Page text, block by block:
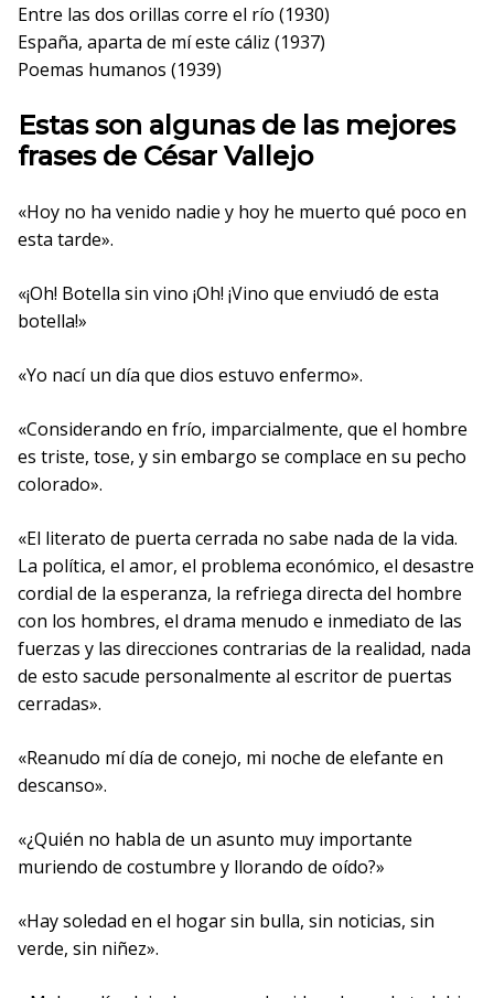
Entre las dos orillas corre el río (1930)
España, aparta de mí este cáliz (1937)
Poemas humanos (1939)
Estas son algunas de las mejores
frases de César Vallejo
«Hoy no ha venido nadie y hoy he muerto qué poco en
esta tarde».
«¡Oh! Botella sin vino ¡Oh! ¡Vino que enviudó de esta
botella!»
«Yo nací un día que dios estuvo enfermo».
«Considerando en frío, imparcialmente, que el hombre
es triste, tose, y sin embargo se complace en su pecho
colorado».
«El literato de puerta cerrada no sabe nada de la vida.
La política, el amor, el problema económico, el desastre
cordial de la esperanza, la refriega directa del hombre
con los hombres, el drama menudo e inmediato de las
fuerzas y las direcciones contrarias de la realidad, nada
de esto sacude personalmente al escritor de puertas
cerradas».
«Reanudo mí día de conejo, mi noche de elefante en
descanso».
«¿Quién no habla de un asunto muy importante
muriendo de costumbre y llorando de oído?»
«Hay soledad en el hogar sin bulla, sin noticias, sin
verde, sin niñez».